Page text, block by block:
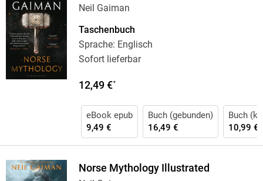
Neil Gaiman
Taschenbuch
Sprache: Englisch
Sofort lieferbar
12,49 €*
eBook epub
9,49 €
Buch (gebunden)
16,49 €
Buch
10,99 €
Norse Mythology Illustrated